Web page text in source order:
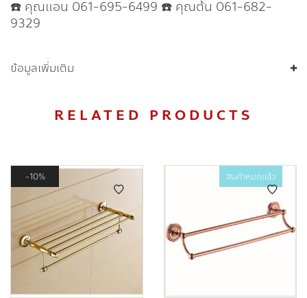
☎️ คุณแอน 061-695-6499 ☎️ คุณต้น 061-682-
9329
ข้อมูลเพิ่มเติม
RELATED PRODUCTS
10% สินค้าหมดแล้ว